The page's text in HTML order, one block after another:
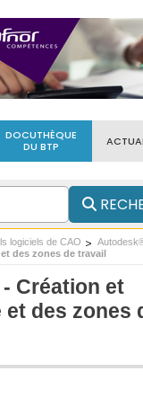
DOCUTHÈQUE
DU BTP
logiciels de CAO
des zones de travail
Création et
des zones